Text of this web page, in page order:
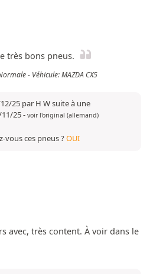
très bons pneus.
- Véhicule: MAZDA CX5
25 par H W suite à une
25- voir l'original (allemand)
vous ces pneus ?OUI
avec, très content. À voir dans le